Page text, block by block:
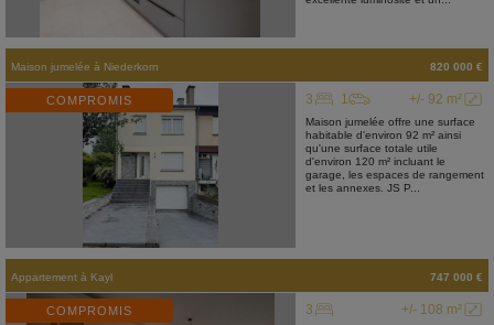
Maison jumelée à Niederkorn 820 000 €
COMPROMIS +/- 92 m²
3 1
Maison jumelée offre une surface
habitable d'environ 92 m² ainsi
qu'une surface totale utile
d'environ 120 m² incluant le
garage, les espaces de rangement
et les annexes. JS P...
Appartement à Kayl 747 000 €
COMPROMIS +/- 108 m²
3